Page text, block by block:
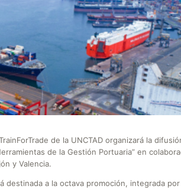
de la UNCTAD organizará la
de la Gestión Portuaria” en
y Valencia.
destinada a la octava promoción, integrada